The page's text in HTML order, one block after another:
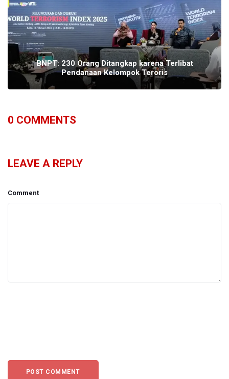
BNPT: 230 Orang Ditangkap karena Terlibat
Pendanaan Kelompok Teroris
0 COMMENTS
LEAVE A REPLY
Comment